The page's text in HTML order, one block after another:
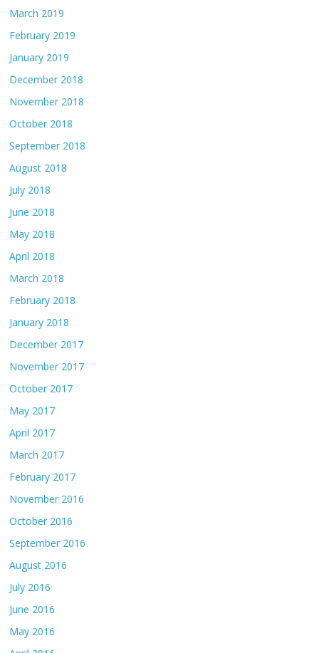
March 2019
February 2019
January 2019
December 2018
November 2018
October 2018
September 2018
August 2018
July 2018
June 2018
May 2018
April 2018
March 2018
February 2018
January 2018
December 2017
November 2017
October 2017
May 2017
April 2017
March 2017
February 2017
November 2016
October 2016
September 2016
August 2016
July 2016
June 2016
May 2016